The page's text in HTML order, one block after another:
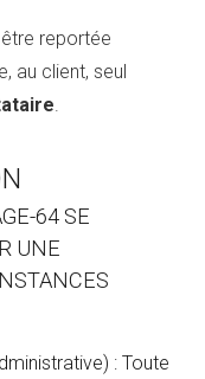
reportée
au client, seul
.
64 SE
UNE
: Toute